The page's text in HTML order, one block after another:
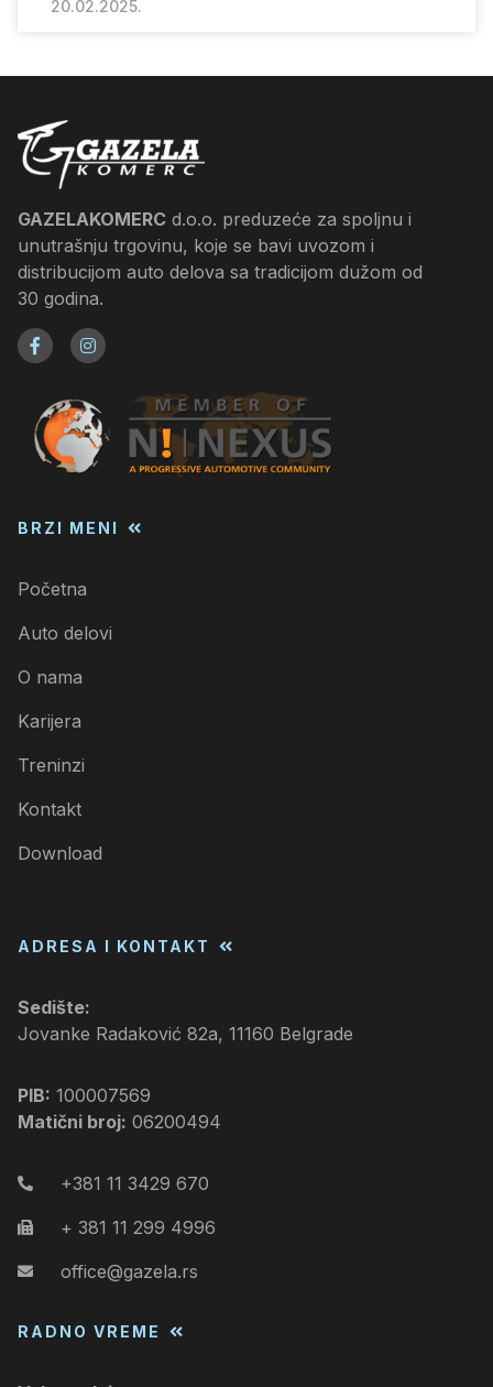
20.02.2025.
GAZELAKOMERC d.o.o. preduzeće za spoljnu i
unutrašnju trgovinu, koje se bavi uvozom i
distribucijom auto delova sa tradicijom dužom od
30 godina.
BRZI MENI
Početna
Auto delovi
O nama
Karijera
Treninzi
Kontakt
Download
ADRESA I KONTAKT
Sedište:
Jovanke Radaković 82a, 11160 Belgrade
PIB: 100007569
Matični broj: 06200494
+381 11 3429 670
+ 381 11 299 4996
office@gazela.rs
RADNO VREME